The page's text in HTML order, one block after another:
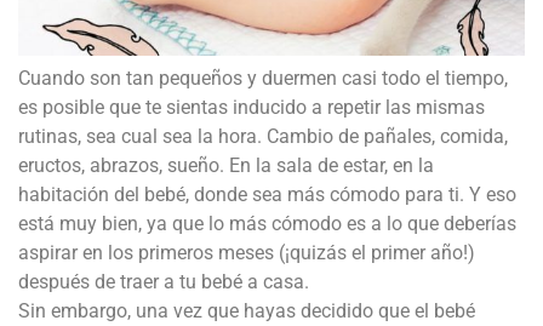
Cuando son tan pequeños y duermen casi todo el tiempo,
es posible que te sientas inducido a repetir las mismas
rutinas, sea cual sea la hora. Cambio de pañales, comida,
eructos, abrazos, sueño. En la sala de estar, en la
habitación del bebé, donde sea más cómodo para ti. Y eso
está muy bien, ya que lo más cómodo es a lo que deberías
aspirar en los primeros meses (¡quizás el primer año!)
después de traer a tu bebé a casa.
Sin embargo, una vez que hayas decidido que el bebé